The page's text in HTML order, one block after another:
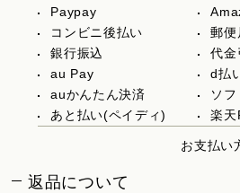
Paypay
コンビニ後払い
郵便
銀行振込
代金
au Pay
d払
auかんたん決済
ソ
あと払い(ペイディ)
楽天
お支払い
返品について